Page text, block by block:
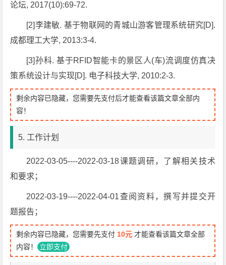
论坛, 2017(10):69-72.
[2]李建敏. 基于物联网的青城山游客管理系统研究[D].
成都理工大学, 2013:3-4.
[3]孙科. 基于RFID智能卡的景区人(车)流调度仿真决
策系统设计与实现[D]. 电子科技大学, 2010:2-3.
剩余内容已隐藏，您需要先支付后才能查看该篇文章全部内
容！
5. 工作计划
2022-03-05----2022-03-18课题调研，了解相关技术
和要求；
2022-03-19----2022-04-01查阅资料，撰写并提交开
题报告；
剩余内容已隐藏，您需要先支付 10元 才能查看该篇文章全部
内容！ 立即支付